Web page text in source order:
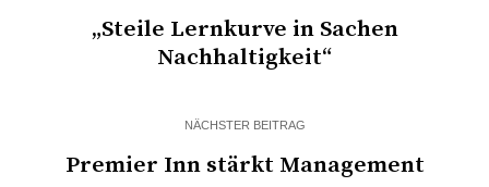
„Steile Lernkurve in Sachen
Nachhaltigkeit“
NÄCHSTER BEITRAG
Premier Inn stärkt Management